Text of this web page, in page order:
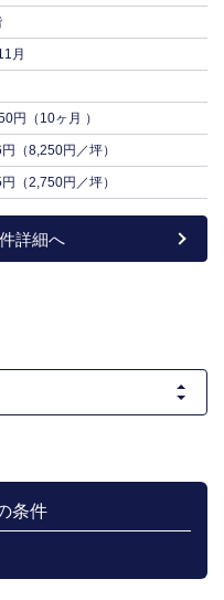
月
円（10ヶ月 ）
（8,250円／坪）
（2,750円／坪）
詳細へ
条件